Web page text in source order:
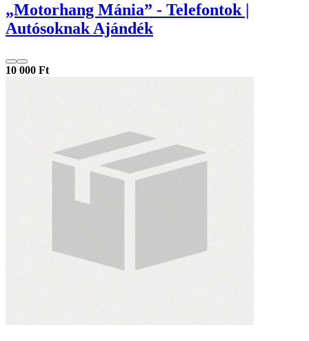
„Motorhang Mánia” - Telefontok |
Autósoknak Ajándék
10 000 Ft